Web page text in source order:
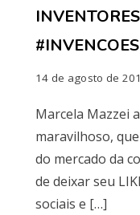
INVENTORES
14 de agosto de
Marcela Mazzei
maravilhoso,
do mercado da
de deixar seu
sociais e […]